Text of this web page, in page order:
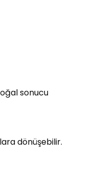
sonucu
dönüşebilir.